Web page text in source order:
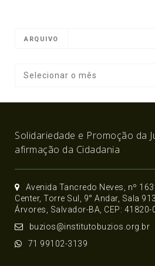
ARQUIVO
Solidariedade e Promoção da
afirmação da Cidadania
Avenida Tancredo Neves, nº
Center, Torre Sul, 9° Andar, Sala
Árvores, Salvador-BA, CEP: 41820-
buzios@institutobuzios.org.br
71 99102-3139